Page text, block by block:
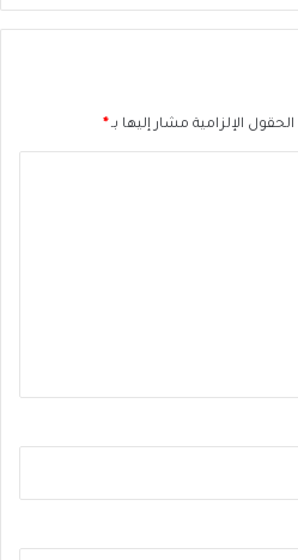
الحقول الإلزامية مشار إليها بـ*